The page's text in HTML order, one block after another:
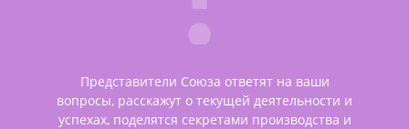
Представители Союза ответят на ваши
вопросы, расскажут о текущей деятельности и
успехах, поделятся секретами производства и